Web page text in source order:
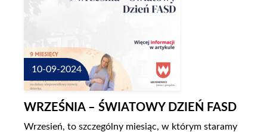
10-09-2024
WRZEŚNIA – ŚWIATOWY DZIEŃ FASD
Wrzesień, to szczególny miesiąc, w którym staramy